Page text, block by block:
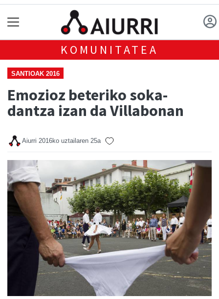
KOMUNITATEA
SANTIOAK 2016
Emozioz beteriko soka-
dantza izan da Villabonan
Aiurri 2016ko uztailaren 25a